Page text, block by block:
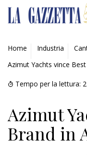
AMBIENTE
MOBILITÀ
INDUSTRIA
RICERCA
ECONOMIA
Home Industria
Azimut Yachts vince
Tempo per la lettura: 2
Azimut
Brand in